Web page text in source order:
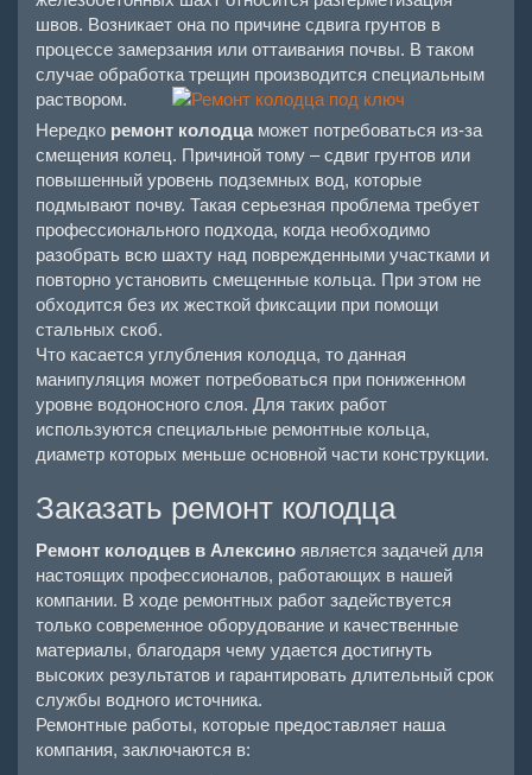
швов. Возникает она по причине сдвига грунтов в
процессе замерзания или оттаивания почвы. В таком
случае обработка трещин производится специальным
раствором.
Нередко ремонт колодца может потребоваться из-за
смещения колец. Причиной тому – сдвиг грунтов или
повышенный уровень подземных вод, которые
подмывают почву. Такая серьезная проблема требует
профессионального подхода, когда необходимо
разобрать всю шахту над поврежденными участками и
повторно установить смещенные кольца. При этом не
обходится без их жесткой фиксации при помощи
стальных скоб.
Что касается углубления колодца, то данная
манипуляция может потребоваться при пониженном
уровне водоносного слоя. Для таких работ
используются специальные ремонтные кольца,
диаметр которых меньше основной части конструкции.
Заказать ремонт колодца
Ремонт колодцев в Алексино является задачей для
настоящих профессионалов, работающих в нашей
компании. В ходе ремонтных работ задействуется
только современное оборудование и качественные
материалы, благодаря чему удается достигнуть
высоких результатов и гарантировать длительный срок
службы водного источника.
Ремонтные работы, которые предоставляет наша
компания, заключаются в: